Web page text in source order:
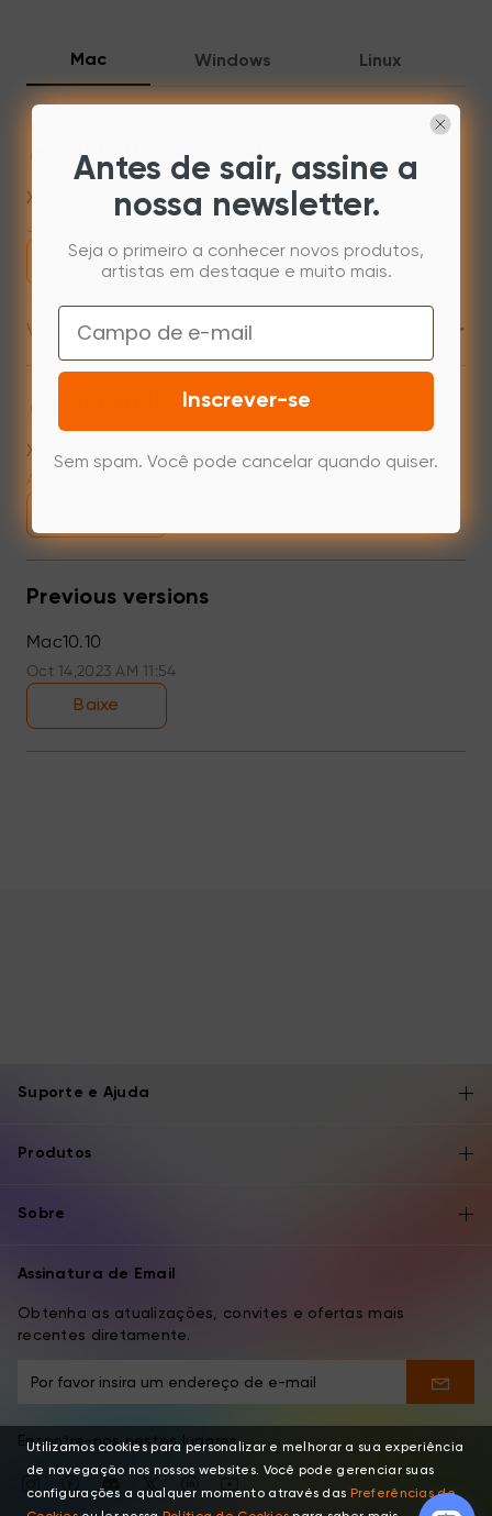
Mac Windows Linux
Mac 10.13 or newer
XPPenMac_4.0.18_260723
Baixe
Versão anterior +
Mac 10.12~14.2
XPPenMac_3.4.15_240313
Previous versions
Mac10.10
Oct 14,2023 AM 11:54
Baixe
Suporte e Ajuda
Produtos
Sobre
Assinatura de Email
Obtenha as atualizações, convites e ofertas mais
recentes diretamente.
Encontre-nos nestes lugares
Utilizamos cookies para personalizar e melhorar a sua experiência
de navegação nos nossos websites. Você pode gerenciar suas
configurações a qualquer momento através das Preferências de
Antes de sair, assine a
nossa newsletter.
Seja o primeiro a conhecer novos produtos,
artistas em destaque e muito mais.
Email
Inscrever-se
Sem spam. Você pode cancelar quando quiser.